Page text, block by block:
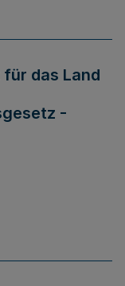
das Land
-